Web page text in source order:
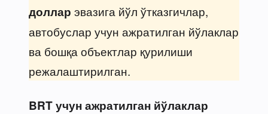
доллар эвазига йўл ўтказгичлар,
автобуслар учун ажратилган йўлаклар
ва бошқа объектлар қурилиши
режалаштирилган.
BRT учун ажратилган йўлаклар